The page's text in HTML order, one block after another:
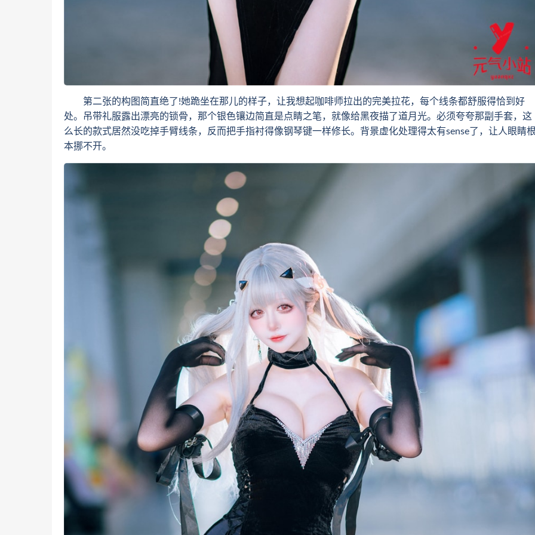
第二张的构图简直绝了!她跪坐在那儿的样子，让我想起咖啡师拉出的完美拉花，每个线条都舒服得恰到好
处。吊带礼服露出漂亮的锁骨，那个银色镶边简直是点睛之笔，就像给黑夜描了道月光。必须夸夸那副手套，这
么长的款式居然没吃掉手臂线条，反而把手指衬得像钢琴键一样修长。背景虚化处理得太有sense了，让人眼睛
本挪不开。